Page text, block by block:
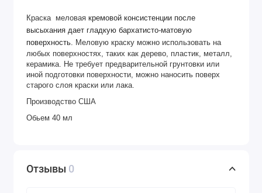
Краска меловая кремовой консистенции после
высыхания дает гладкую бархатисто-матовую
поверхность.
Меловую краску можно использовать на
любых поверхностях, таких как дерево, пластик, металл,
керамика. Не требует предварительной грунтовки или
иной подготовки поверхности, можно наносить поверх
старого слоя краски или лака.
Производство США
Обьем 40 мл
Отзывы 0